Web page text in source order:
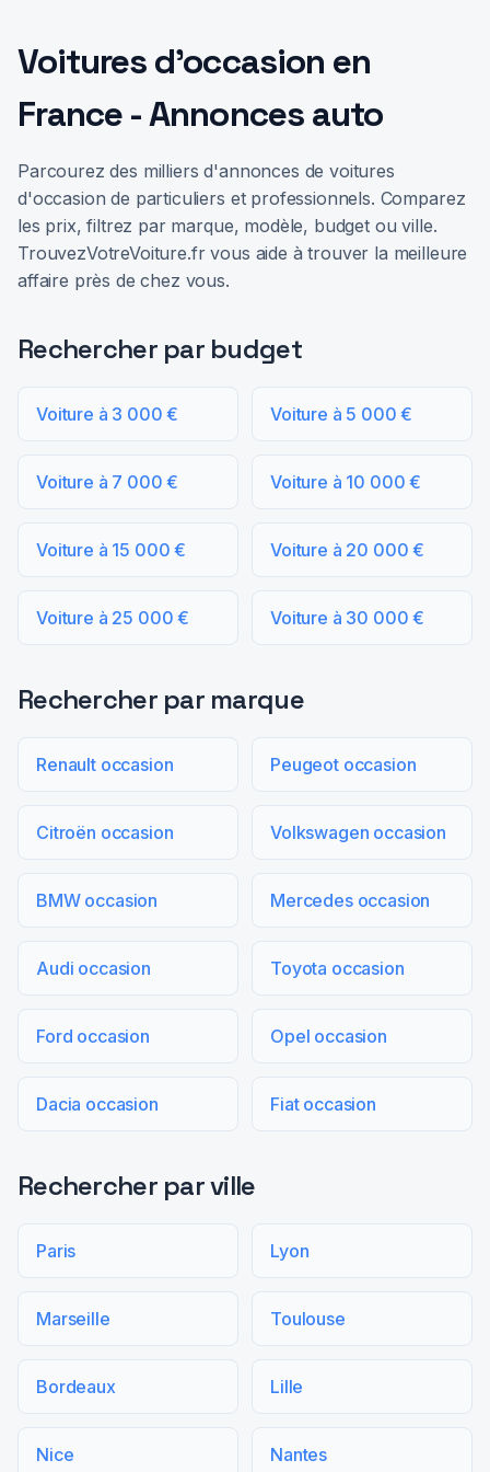
Voitures d'occasion en
France - Annonces auto
Parcourez des milliers d'annonces de voitures
d'occasion de particuliers et professionnels. Comparez
les prix, filtrez par marque, modèle, budget ou ville.
TrouvezVotreVoiture.fr vous aide à trouver la meilleure
affaire près de chez vous.
Rechercher par budget
Voiture à 3 000 € Voiture à 5 000 €
Voiture à 7 000 € Voiture à 10 000 €
Voiture à 15 000 € Voiture à 20 000 €
Voiture à 25 000 € Voiture à 30 000 €
Rechercher par marque
Renault occasion Peugeot occasion
Citroën occasion Volkswagen occasion
BMW occasion Mercedes occasion
Audi occasion Toyota occasion
Ford occasion Opel occasion
Dacia occasion Fiat occasion
Rechercher par ville
Paris Lyon
Marseille Toulouse
Bordeaux Lille
Nice Nantes